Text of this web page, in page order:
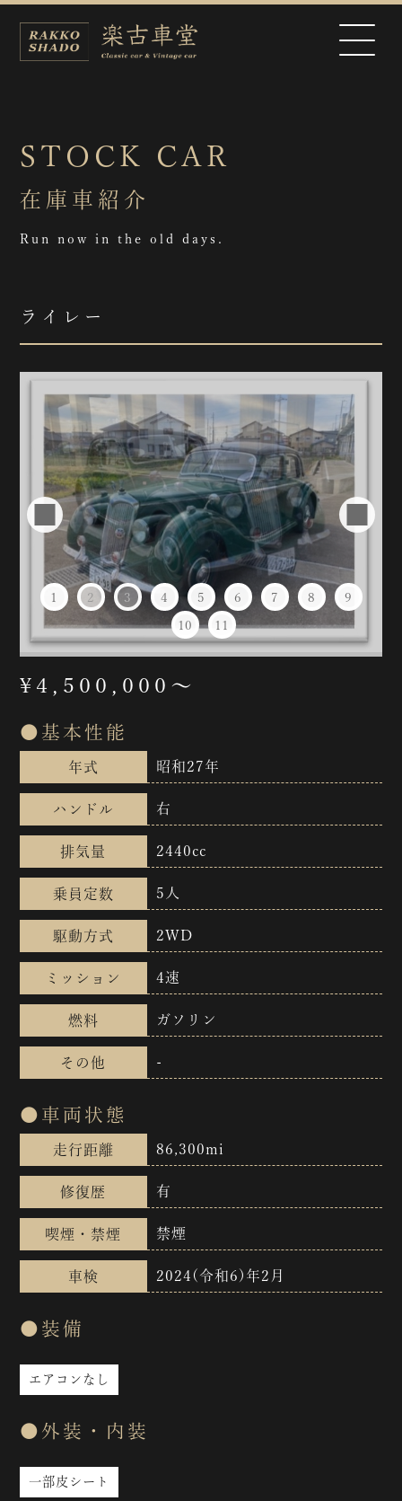
STOCK CAR
在庫車紹介
Run now in the old days.
ライレー
1 2 3 4 5 6 7 8 9
10 11
¥4,500,000〜
●基本性能
年式 昭和27年
ハンドル 右
排気量 2440cc
乗員定数 5人
駆動方式 2WD
ミッション 4速
燃料 ガソリン
その他 -
●車両状態
走行距離 86,300mi
修復歴 有
喫煙・禁煙 禁煙
車検 2024(令和6)年2月
●装備
エアコンなし
●外装・内装
一部皮シート